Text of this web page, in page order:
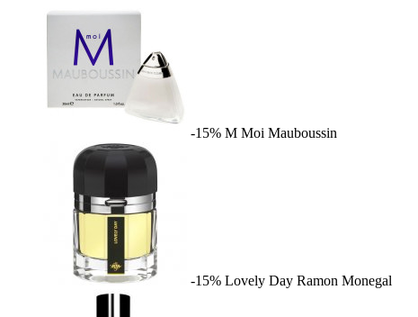
-15% M Moi Mauboussin
-15% Lovely Day Ramon Monegal